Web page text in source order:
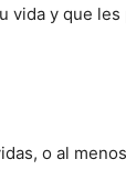
vida y que les
o al